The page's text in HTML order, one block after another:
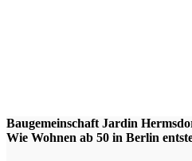
Baugemeinschaft Jardin
Wie Wohnen ab 50 in Berlin